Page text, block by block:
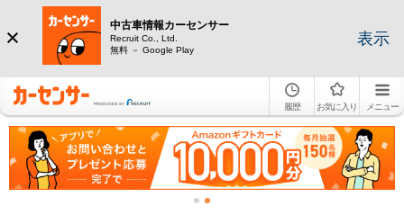
中古車情報カーセンサー
Recruit Co., Ltd.
無料 － Google Play
表示
履歴 お気に入り メニュー